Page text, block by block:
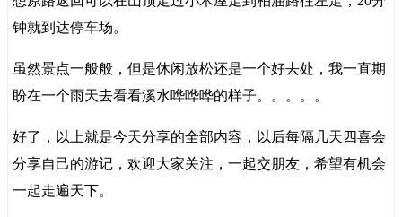
钟就到达停车场。
虽然景点一般般，但是休闲放松还是一个好去处，我一直期
盼在一个雨天去看看溪水哗哗哗的样子。。。。。
好了，以上就是今天分享的全部内容，以后每隔几天四喜会
分享自己的游记，欢迎大家关注，一起交朋友，希望有机会
一起走遍天下。